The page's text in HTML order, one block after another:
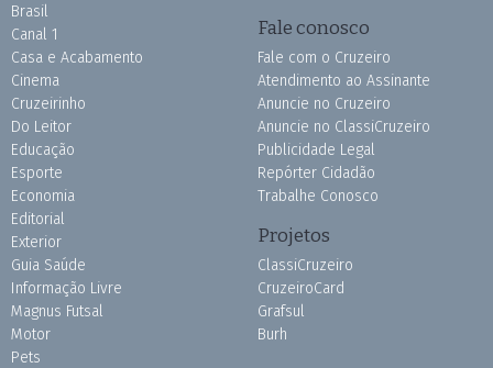
Brasil
Canal 1
Casa e Acabamento
Cinema
Cruzeirinho
Do Leitor
Educação
Esporte
Economia
Editorial
Exterior
Guia Saúde
Informação Livre
Magnus Futsal
Motor
Pets
Fale conosco
Fale com o Cruzeiro
Atendimento ao Assinante
Anuncie no Cruzeiro
Anuncie no ClassiCruzeiro
Publicidade Legal
Repórter Cidadão
Trabalhe Conosco
Projetos
ClassiCruzeiro
CruzeiroCard
Grafsul
Burh